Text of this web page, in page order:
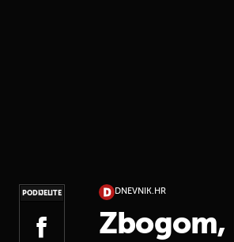
PODIJELITE DNEVNIK.HR
Zbogom,